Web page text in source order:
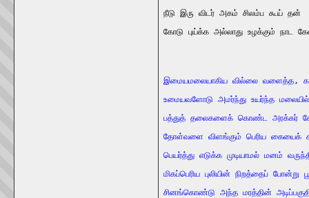
நீடு இரு விடர் அகம் சிலம்ப கூய் தன்
கோடு புய்க்க அல்லாது உழக்கும் நாட
இமையமலையாகிய வில்லை வளைத்த,
உமையவளோடு அமர்ந்து உயர்ந்த மலையில்
பத்துத் தலைகளைக் கொண்ட அரக்கர்
தோள்வளை விளங்கும் பெரிய கையைக்
பெயர்த்து எடுக்க முடியாமல் மனம்
மிகப்பெரிய புலியின் நிறத்தைப் போன்று
சினங்கொண்டு அந்த மரத்தின்